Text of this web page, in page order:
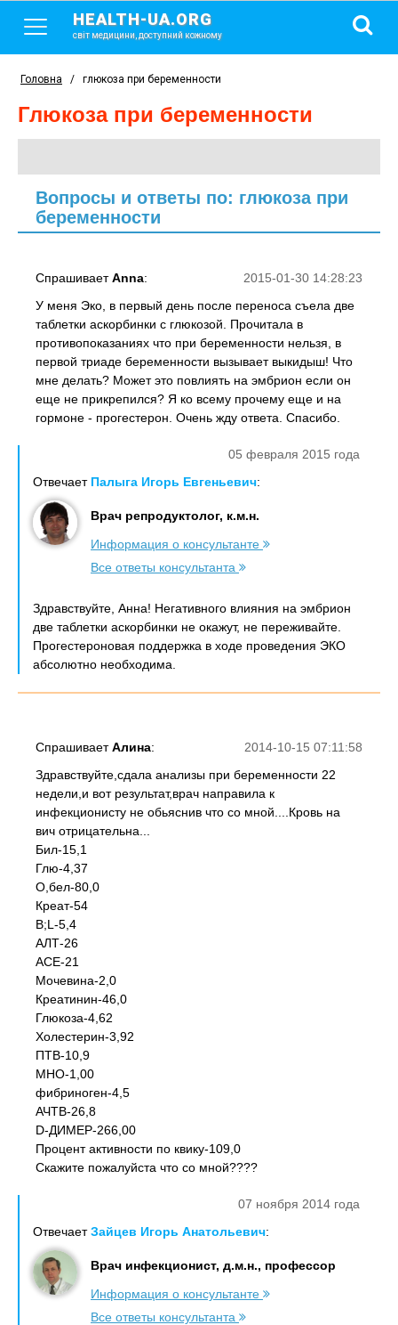
HEALTH-UA.ORG
світ медицини, доступний кожному
Головна / глюкоза при беременности
глюкоза при беременности
Вопросы и ответы по: глюкоза при
беременности
2015-01-30 14:28:23
СпрашиваетAnna:
У меня Эко, в первый день после переноса съела две
таблетки аскорбинки с глюкозой. Прочитала в
противопоказаниях что при беременности нельзя, в
первой триаде беременности вызывает выкидыш! Что
мне делать? Может это повлиять на эмбрион если он
еще не прикрепился? Я ко всему прочему еще и на
гормоне - прогестерон. Очень жду ответа. Спасибо.
05 февраля 2015 года
Отвечает Палыга Игорь Евгеньевич:
Врач репродуктолог, к.м.н.
Информация о консультанте
Все ответы консультанта
Здравствуйте, Анна! Негативного влияния на эмбрион
две таблетки аскорбинки не окажут, не переживайте.
Прогестероновая поддержка в ходе проведения ЭКО
абсолютно необходима.
2014-10-15 07:11:58
СпрашиваетАлина:
Здравствуйте,сдала анализы при беременности 22
недели,и вот результат,врач направила к
инфекционисту не обьяснив что со мной....Кровь на
вич отрицательна...
Бил-15,1
Глю-4,37
О,бел-80,0
Креат-54
B;L-5,4
АЛТ-26
АСЕ-21
Мочевина-2,0
Креатинин-46,0
Глюкоза-4,62
Холестерин-3,92
ПТВ-10,9
МНО-1,00
фибриноген-4,5
АЧТВ-26,8
D-ДИМЕР-266,00
Процент активности по квику-109,0
Скажите пожалуйста что со мной????
07 ноября 2014 года
ОтвечаетЗайцев Игорь Анатольевич:
Врач инфекционист, д.м.н., профессор
Информация о консультанте
Все ответы консультанта